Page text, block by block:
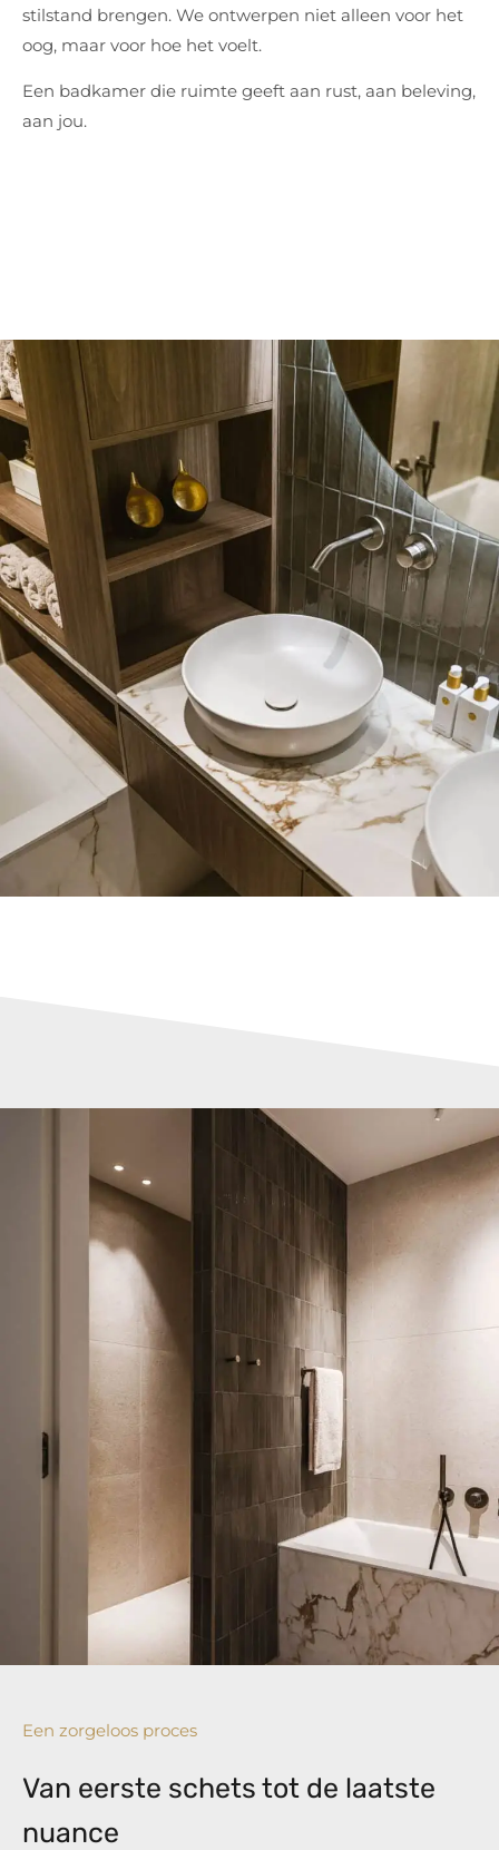
stilstand brengen. We ontwerpen niet alleen voor het
oog, maar voor hoe het voelt.
Een badkamer die ruimte geeft aan rust, aan beleving,
aan jou.
Een zorgeloos proces
Van eerste schets tot de laatste
nuance